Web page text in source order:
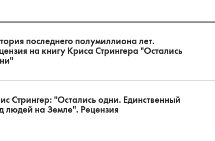
последнего полумиллиона лет.
на книгу Криса Стрингера "Остались
Стрингер: "Остались одни. Единственный
людей на Земле". Рецензия